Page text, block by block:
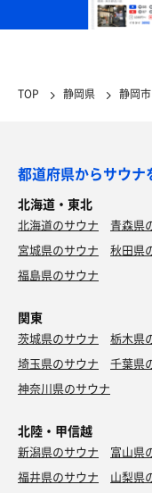
TOP 静岡県 静岡市
都道府県からサウナ
北海道・東北
北海道のサウナ 青森県
宮城県のサウナ
秋田県
福島県のサウナ
関東
茨城県のサウナ 栃木県
埼玉県のサウナ
千葉県
神奈川県のサウナ
北陸・甲信越
新潟県のサウナ 富山県
福井県のサウナ
山梨県